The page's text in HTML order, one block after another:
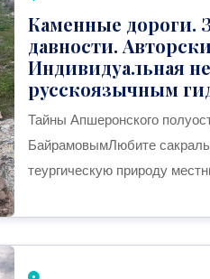
Каменные дороги.
давности.
Индивидуальная
русскоязычным
Тайны Апшеронского
БайрамовымЛюбите
теургическую природу